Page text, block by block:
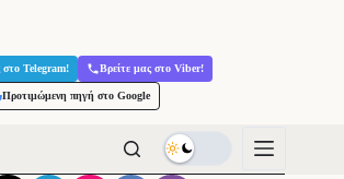
στο Telegram! Βρείτε μας στο Viber!
Προτιμώμενη πηγή στο Google